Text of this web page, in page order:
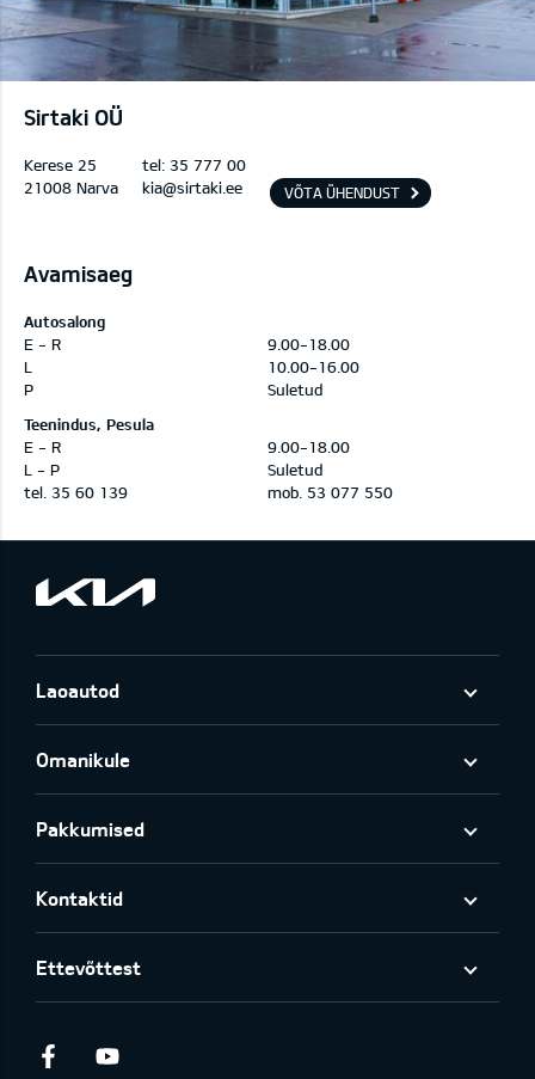
Sirtaki OÜ
Kerese 25
21008 Narva
tel: 35 777 00
kia@sirtaki.ee
VÕTA ÜHENDUST
Avamisaeg
Autosalong
E - R
9.00-18.00
L
10.00-16.00
P
Suletud
Teenindus, Pesula
E - R
9.00-18.00
L - P
Suletud
tel. 35 60 139
mob. 53 077 550
Laoautod
Omanikule
Pakkumised
Kontaktid
Ettevõttest
Facebook